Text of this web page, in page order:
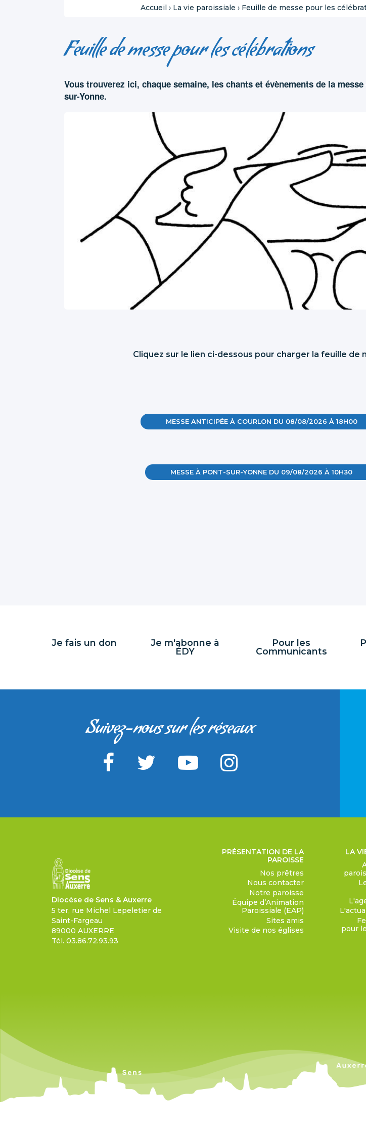
Accueil › La vie paroissiale › Feuille de messe pour les
Feuille de messe pour les célébrations
Vous trouverez ici, chaque semaine, les chants et évènements de la
sur-Yonne.
Cliquez sur le lien ci-dessous pour charger la feuille de
MESSE ANTICIPÉE À COURLON DU 08/08/2026 À 18H00
MESSE À PONT-SUR-YONNE DU 09/08/2026 À 10H30
Je fais un don
Je m'abonne à
ÉDY
Pour les
Communicants
Suivez-nous sur les réseaux
Diocèse de Sens & Auxerre
5 ter, rue Michel Lepeletier de
Saint-Fargeau
89000 AUXERRE
Tél. 03.86.72.93.93
PRÉSENTATION DE LA
PAROISSE
Nos prêtres
Nous contacter
Notre paroisse
Équipe d’Animation
Paroissiale (EAP)
Sites amis
Visite de nos églises
LA
pour